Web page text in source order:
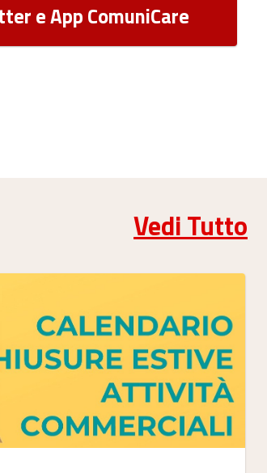
e App ComuniCare
Vedi Tutto